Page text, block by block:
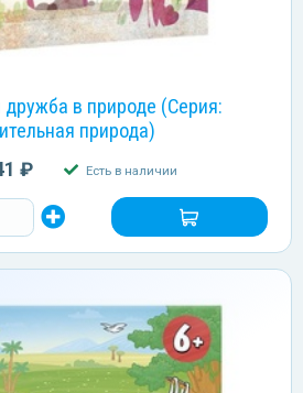
дружба в природе (Серия:
природа)
₽ Есть в наличии